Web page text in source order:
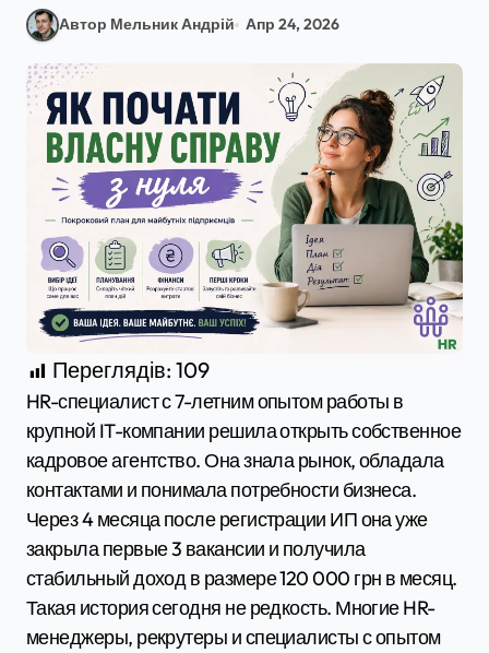
Автор Мельник Андрій Апр 24, 2026
Переглядів: 109
HR-специалист с 7-летним опытом работы в
крупной IT-компании решила открыть собственное
кадровое агентство. Она знала рынок, обладала
контактами и понимала потребности бизнеса.
Через 4 месяца после регистрации ИП она уже
закрыла первые 3 вакансии и получила
стабильный доход в размере 120 000 грн в месяц.
Такая история сегодня не редкость. Многие HR-
менеджеры, рекрутеры и специалисты с опытом